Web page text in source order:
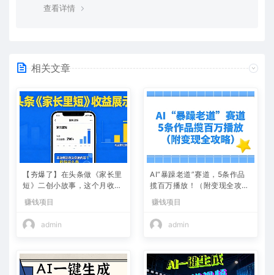
查看详情
相关文章
【夯爆了】在头条做《家长里
短》二创小故事，这个月收益
2w+
赚钱项目
admin
AI“暴躁老道”赛道，5条作品
揽百万播放！（附变现全攻
略）
赚钱项目
admin